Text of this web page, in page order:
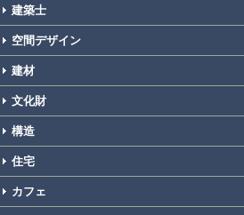
建築士
空間デザイン
建材
文化財
構造
住宅
カフェ